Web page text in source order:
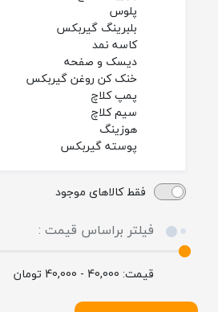
پلوس
بلبرینگ گیربکس
کاسه نمد
دیسک و صفحه
خنک کن روغن گیربکس
پمپ کلاچ
سیم کلاچ
هوزینگ
پوسته گیربکس
فقط کالاهای موجود
فیلتر براساس قیمت :
قیمت: 40,000 - 40,000 تومان